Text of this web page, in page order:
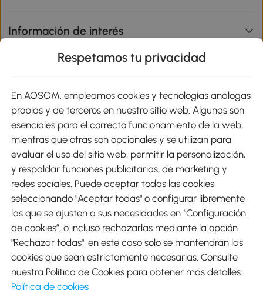
Información de interés
Métodos de Pago
Envíos
Descargar Aosom App
Google Play
Respetamos tu privacidad
En AOSOM, empleamos cookies y tecnologías análogas
propias y de terceros en nuestro sitio web. Algunas son
esenciales para el correcto funcionamiento de la web,
mientras que otras son opcionales y se utilizan para
evaluar el uso del sitio web, permitir la personalización,
y respaldar funciones publicitarias, de marketing y
redes sociales. Puede aceptar todas las cookies
seleccionando "Aceptar todas" o configurar libremente
las que se ajusten a sus necesidades en “Configuración
de cookies”, o incluso rechazarlas mediante la opción
"Rechazar todas", en este caso solo se mantendrán las
cookies que sean estrictamente necesarias. Consulte
nuestra Política de Cookies para obtener más detalles:
Política de cookies